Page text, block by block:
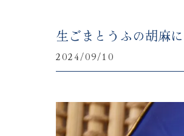
生ごまとうふの胡麻
2024/09/10